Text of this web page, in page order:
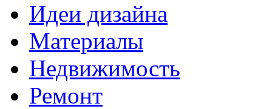
Идеи дизайна
Материалы
Недвижимость
Ремонт